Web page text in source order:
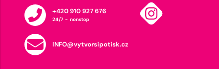
+420 910 927 676
24/7 - nonstop
INFO@vytvorsipotisk.cz